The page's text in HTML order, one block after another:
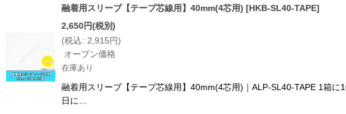
融着用スリーブ【テープ芯線用】40mm(4芯用) [HKB-SL40-TAPE]
2,650円(税別)
(税込: 2,915円)
オープン価格
在庫あり
融着用スリーブ【テープ芯線用】40mm(4芯用)｜ALP-SL40-TAPE 1箱
日に…